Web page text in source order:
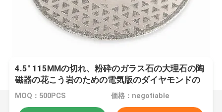
4.5" 115MMの切れ、粉砕のガラス石の大理石の陶
磁器の花こう岩のための電気版のダイヤモンドの
鋸歯
MOQ：500PCS 価格：negotiable